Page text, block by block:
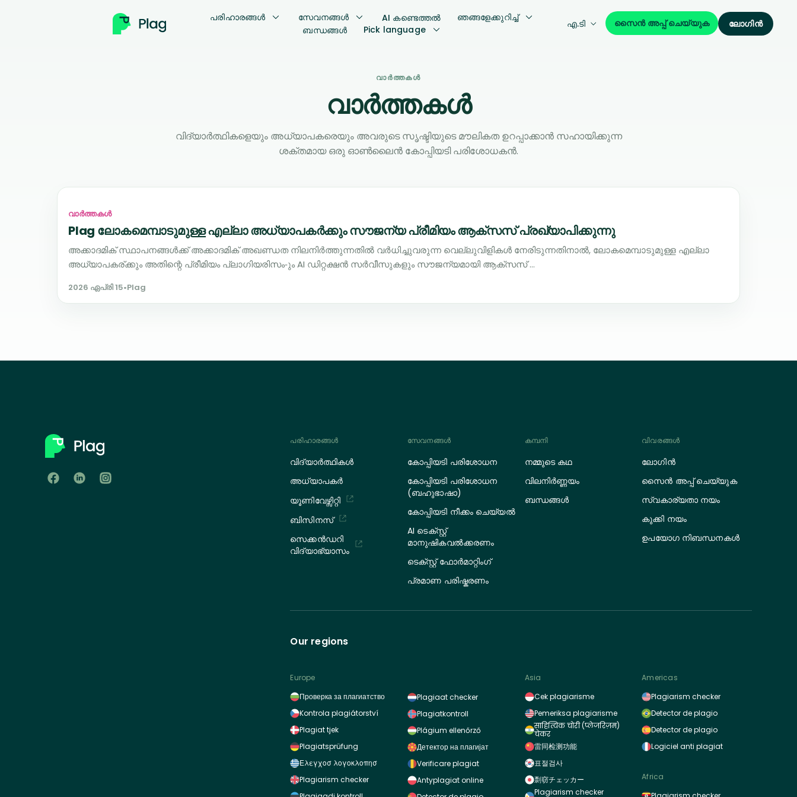
പരിഹാരങ്ങൾ സേവനങ്ങള്‍ AI കണ്ടെത്തൽ
ഞങ്ങളേക്കുറിച്ച്
ബന്ധങ്ങൾ
Pick language എ.ടി സൈൻ അപ്പ് ചെയ്യുക ലോഗിൻ
വാർത്തകൾ
വാർത്തകൾ
വിദ്യാർത്ഥികളെയും അധ്യാപകരെയും അവരുടെ സൃഷ്ടിയുടെ മൗലികത ഉറപ്പാക്കാൻ സഹായിക്കുന്ന
ശക്തമായ ഒരു ഓൺലൈൻ കോപ്പിയടി പരിശോധകൻ.
വാർത്തകൾ
Plag ലോകമെമ്പാടുമുള്ള എല്ലാ അധ്യാപകർക്കും സൗജന്യ പ്രീമിയം ആക്സസ് പ്രഖ്യാപിക്കുന്നു
അക്കാദമിക് സ്ഥാപനങ്ങൾക്ക് അക്കാദമിക് അഖണ്ഡത നിലനിർത്തുന്നതിൽ വർധിച്ചുവരുന്ന വെല്ലുവിളികൾ നേരിടുന്നതിനാൽ, ലോകമെമ്പാടുമുള്ള എല്ലാ
അധ്യാപകര്ക്കും അതിന്റെ പ്രീമിയം പ്ലാഗിയരിസം-ും AI ഡിറ്റക്ഷൻ സർവീസുകളും സൗജന്യമായി ആക്സസ് ...
2026 ഏപ്രി 15•Plag
പരിഹാരങ്ങൾ
വിദ്യാർത്ഥികൾ
അധ്യാപകർ
യൂണിവേഴ്സിറ്റി
ബിസിനസ്
സെക്കൻഡറി
വിദ്യാഭ്യാസം
സേവനങ്ങള്‍
കോപ്പിയടി പരിശോധന
കോപ്പിയടി പരിശോധന
(ബഹുഭാഷാ)
കോപ്പിയടി നീക്കം ചെയ്യൽ
AI ടെക്സ്റ്റ്
മാനുഷികവൽക്കരണം
ടെക്സ്റ്റ് ഫോർമാറ്റിംഗ്
പ്രമാണ പരിഷ്കരണം
കമ്പനി
നമ്മുടെ കഥ
വിലനിർണ്ണയം
ബന്ധങ്ങൾ
വിവരങ്ങൾ
ലോഗിൻ
സൈൻ അപ്പ് ചെയ്യുക
സ്വകാര്യതാ നയം
കുക്കി നയം
ഉപയോഗ നിബന്ധനകൾ
Our regions
Europe
Проверка за плагиатство
Kontrola plagiátorství
Plagiat tjek
Plagiatsprüfung
Ελεγχοσ λογοκλοπησ
Plagiarism checker
Plagiaat checker
Plagiatkontroll
Plágium ellenőrző
Детектор на плагијат
Verificare plagiat
Antyplagiat online
Asia
Cek plagiarisme
Pemeriksa plagiarisme
साहित्यिक चोरी (प्लेजरिज़म)
चेकर
雷同检测功能
표절검사
剽窃チェッカー
Plagiarism checker
Americas
Plagiarism checker
Detector de plagio
Detector de plagio
Logiciel anti plagiat
Africa